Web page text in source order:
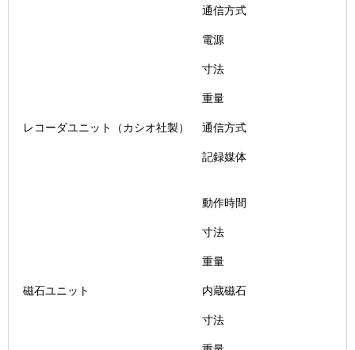
通信方式
電源
寸法
重量
レコーダユニット（カシオ社製） 通信方式
記録媒体
動作時間
寸法
重量
磁石ユニット 内蔵磁石
寸法